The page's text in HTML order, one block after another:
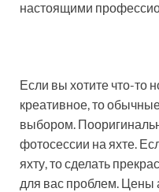
настоящими
Если вы хотите что-то
креативное, то
выбором.
фотосессии на яхте.
яхту, то сделать
для вас проблем. Цены